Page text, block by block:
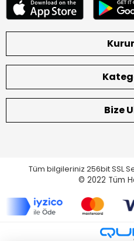
Bize
Tüm bilgileriniz 256bit SSL
© 2022 Tüm